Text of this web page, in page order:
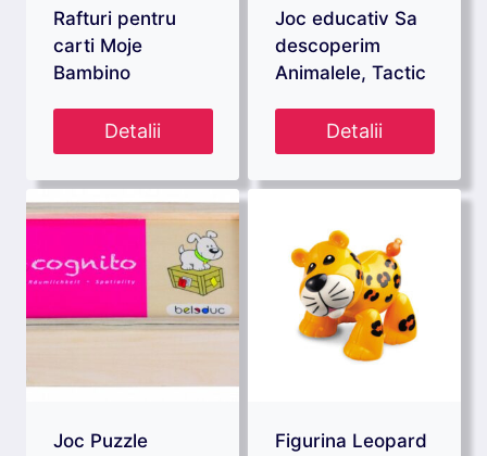
Rafturi pentru
carti Moje
Bambino
Detalii
Joc educativ Sa
descoperim
Animalele, Tactic
Detalii
Joc Puzzle
Figurina Leopard